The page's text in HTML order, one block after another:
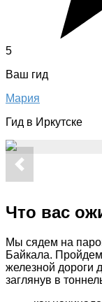
5
Ваш гид
Мария
Гид в Иркутске
Что вас
Мы сядем на
Байкала.
железной дороги
заглянув в